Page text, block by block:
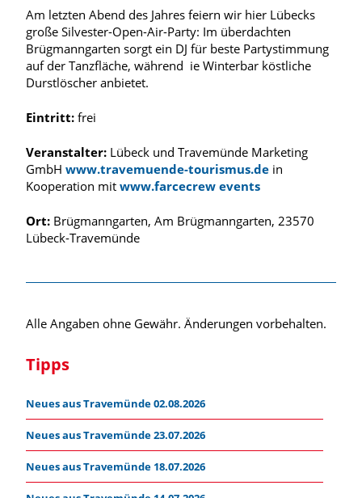
Am letzten Abend des Jahres feiern wir hier Lübecks
große Silvester-Open-Air-Party: Im überdachten
Brügmanngarten sorgt ein DJ für beste Partystimmung
auf der Tanzfläche, während ie Winterbar köstliche
Durstlöscher anbietet.
Eintritt: frei
Veranstalter: Lübeck und Travemünde Marketing
GmbH www.travemuende-tourismus.de in
Kooperation mit www.farcecrew events
Ort: Brügmanngarten, Am Brügmanngarten, 23570
Lübeck-Travemünde
Alle Angaben ohne Gewähr. Änderungen vorbehalten.
Tipps
Neues aus Travemünde 02.08.2026
Neues aus Travemünde 23.07.2026
Neues aus Travemünde 18.07.2026